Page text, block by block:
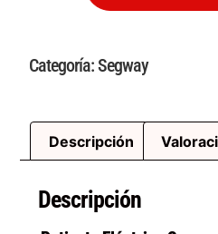
Categoría:Segway
Descripción
Descripción